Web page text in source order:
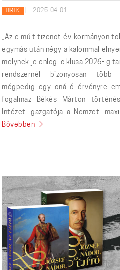
HÍREK 2025-04-01
„Az elmúlt tizenöt év kormányon
egymás után négy alkalommal
melynek jelenlegi ciklusa 2026-ig
rendszernél bizonyosan több
mégpedig egy önálló érvényre
fogalmaz Békés Márton
Intézet igazgatója a Nemzeti
Bővebben NEMZETI MAXIMUM – A
→